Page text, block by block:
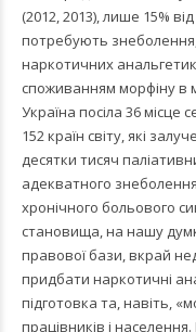
(2012, 2013), лише 15% від
потребують
наркотичних
споживанням морфіну в
Україна посіла 36 місце
152 країн світу, які
десятки тисяч
адекватного
хронічного больового
становища, на нашу
правової бази, вкрай
придбати наркотичні
підготовка та, навіть,
працівників і населення.